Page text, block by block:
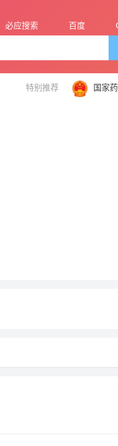
必应搜索 百度
特别推荐 国家